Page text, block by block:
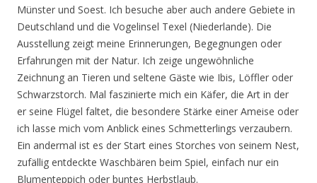
Münster und Soest. Ich besuche aber auch andere Gebiete in
Deutschland und die Vogelinsel Texel (Niederlande). Die
Ausstellung zeigt meine Erinnerungen, Begegnungen oder
Erfahrungen mit der Natur. Ich zeige ungewöhnliche
Zeichnung an Tieren und seltene Gäste wie Ibis, Löffler oder
Schwarzstorch. Mal faszinierte mich ein Käfer, die Art in der
er seine Flügel faltet, die besondere Stärke einer Ameise oder
ich lasse mich vom Anblick eines Schmetterlings verzaubern.
Ein andermal ist es der Start eines Storches von seinem Nest,
zufällig entdeckte Waschbären beim Spiel, einfach nur ein
Blumenteppich oder buntes Herbstlaub.